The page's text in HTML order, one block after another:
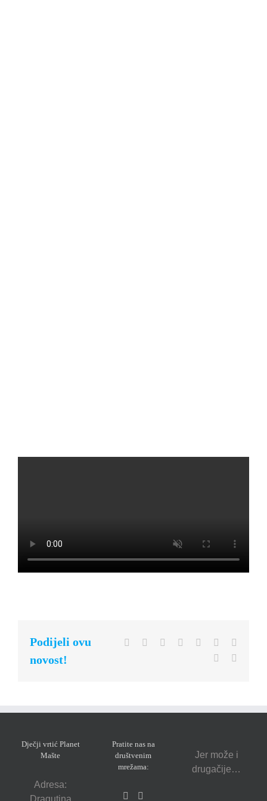
Podijeli ovu
novost!
Facebook
TwitterReddit LinkedInWhatsApp
Tumblr
Dječji vrtić Planet
Mašte
Adresa:
Dragutina
Pratite nas na
društvenim
mrežama:
Jer može i
drugačije…